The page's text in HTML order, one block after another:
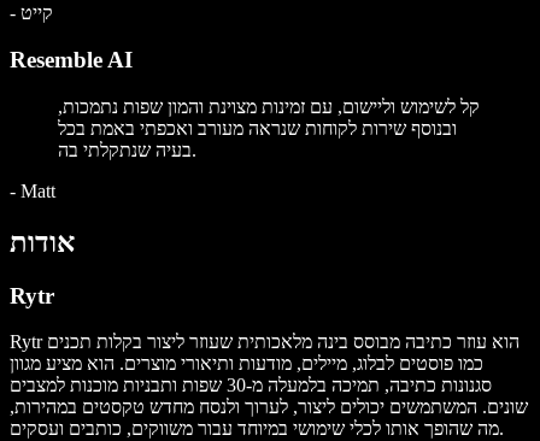
- קייט
Resemble AI
קל לשימוש וליישום, עם זמינות מצוינת והמון שפות נתמכות,
ובנוסף שירות לקוחות שנראה מעורב ואכפתי באמת בכל
בעיה שנתקלתי בה.
- Matt
אודות
Rytr
Rytr הוא עוזר כתיבה מבוסס בינה מלאכותית שעוזר ליצור בקלות תכנים
כמו פוסטים לבלוג, מיילים, מודעות ותיאורי מוצרים. הוא מציע מגוון
סגנונות כתיבה, תמיכה בלמעלה מ-30 שפות ותבניות מוכנות למצבים
שונים. המשתמשים יכולים ליצור, לערוך ולנסח מחדש טקסטים במהירות,
מה שהופך אותו לכלי שימושי במיוחד עבור משווקים, כותבים ועסקים.